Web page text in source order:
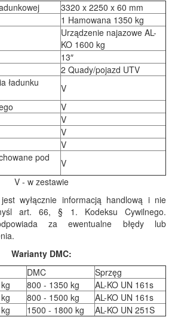
3320 x 2250 x 60 mm
1 Hamowana 1350 kg
Urządzenie najazowe AL-
KO 1600 kg
13″
2 Quady/pojazd UTV
ładunku
V
V
V
V
V
pod
V
V - w zestawie
jest wyłącznie informacją handlową i nie
art. 66, § 1. Kodeksu Cywilnego.
za ewentualne błędy lub
Warianty DMC:
DMC
Sprzęg
800 - 1350 kg
AL-KO UN 161s
800 - 1500 kg
AL-KO UN 161s
1500 - 1800 kg AL-KO UN 251S